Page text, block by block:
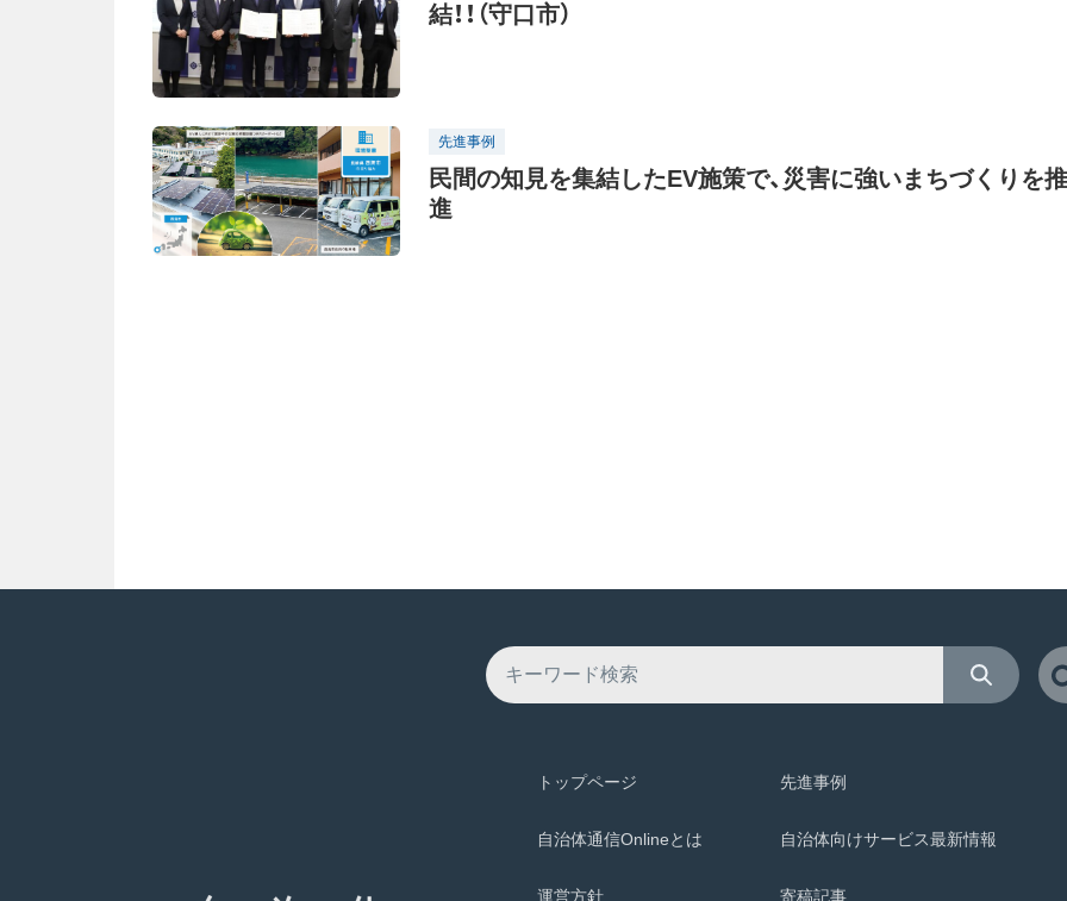
結！！（守口市）
先進事例
民間の知見を集結したEV施策で、災害に強いまちづくりを推
進
トップページ
自治体通信Onlineとは
運営方針
先進事例
自治体向けサービス最新情報
寄稿記事